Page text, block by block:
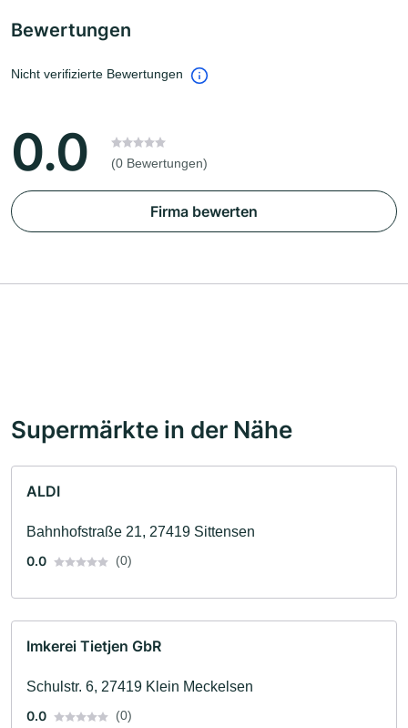
Bewertungen
Nicht verifizierte Bewertungen
0.0 (0 Bewertungen)
Firma bewerten
Supermärkte in der Nähe
ALDI
Bahnhofstraße 21, 27419 Sittensen
0.0
(0)
Imkerei Tietjen GbR
Schulstr. 6, 27419 Klein Meckelsen
0.0
(0)